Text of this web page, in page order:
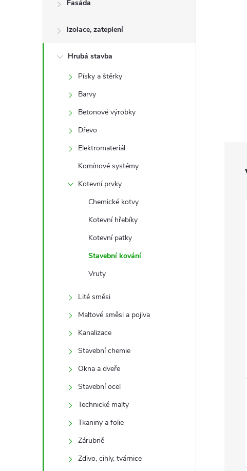
Fasáda
Izolace, zateplení
Hrubá stavba
Písky a štěrky
Barvy
Betonové výrobky
Dřevo
Elektromateriál
Komínové systémy
Kotevní prvky
Chemické kotvy
Kotevní hřebíky
Kotevní patky
Stavební kování
Vruty
Lité směsi
Maltové směsi a pojiva
Kanalizace
Stavební chemie
Okna a dveře
Stavební ocel
Technické malty
Tkaniny a folie
Zárubně
Zdivo, cihly, tvárnice